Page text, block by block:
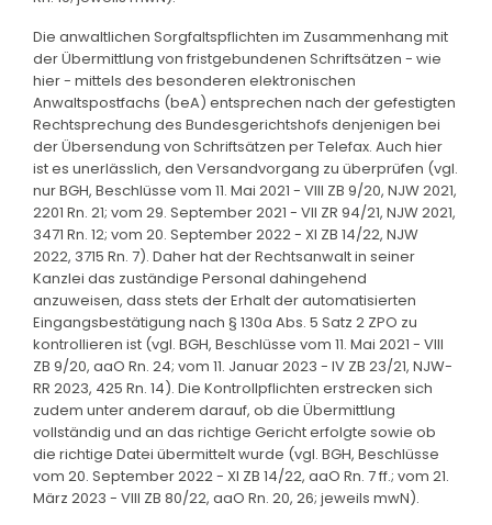
Die anwaltlichen Sorgfaltspflichten im Zusammenhang mit
der Übermittlung von fristgebundenen Schriftsätzen - wie
hier - mittels des besonderen elektronischen
Anwaltspostfachs (beA) entsprechen nach der gefestigten
Rechtsprechung des Bundesgerichtshofs denjenigen bei
der Übersendung von Schriftsätzen per Telefax. Auch hier
ist es unerlässlich, den Versandvorgang zu überprüfen (vgl.
nur BGH, Beschlüsse vom 11. Mai 2021 - VIII ZB 9/20, NJW 2021,
2201 Rn. 21; vom 29. September 2021 - VII ZR 94/21, NJW 2021,
3471 Rn. 12; vom 20. September 2022 - XI ZB 14/22, NJW
2022, 3715 Rn. 7). Daher hat der Rechtsanwalt in seiner
Kanzlei das zuständige Personal dahingehend
anzuweisen, dass stets der Erhalt der automatisierten
Eingangsbestätigung nach § 130a Abs. 5 Satz 2 ZPO zu
kontrollieren ist (vgl. BGH, Beschlüsse vom 11. Mai 2021 - VIII
ZB 9/20, aaO Rn. 24; vom 11. Januar 2023 - IV ZB 23/21, NJW-
RR 2023, 425 Rn. 14). Die Kontrollpflichten erstrecken sich
zudem unter anderem darauf, ob die Übermittlung
vollständig und an das richtige Gericht erfolgte sowie ob
die richtige Datei übermittelt wurde (vgl. BGH, Beschlüsse
vom 20. September 2022 - XI ZB 14/22, aaO Rn. 7 ff.; vom 21.
März 2023 - VIII ZB 80/22, aaO Rn. 20, 26; jeweils mwN).